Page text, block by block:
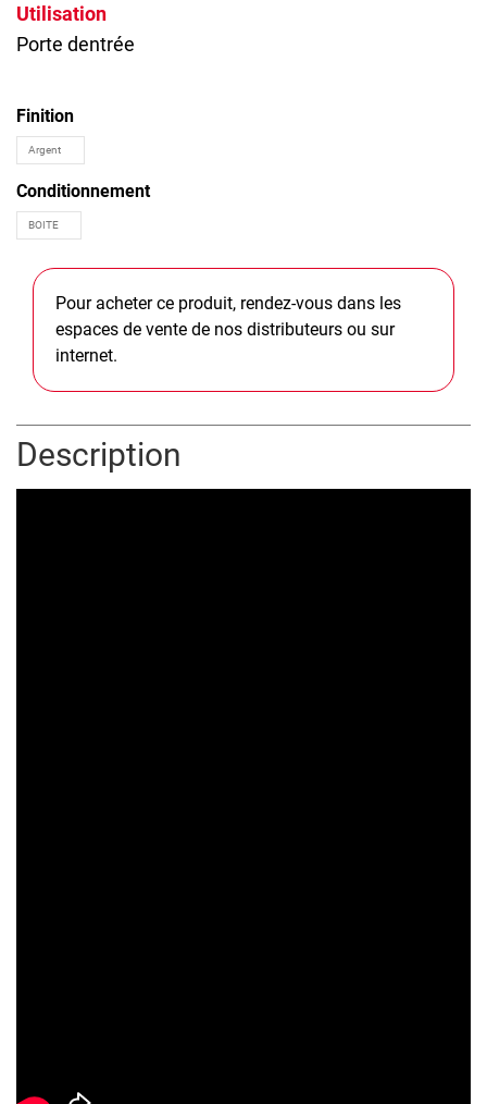
Utilisation
Porte dentrée
Finition
Conditionnement
Pour acheter ce produit, rendez-vous dans les
espaces de vente de nos distributeurs ou sur
internet.
Description